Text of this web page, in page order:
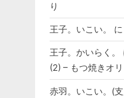
り
王子。いこい。 に
王子。かいらく。
(2) – もつ焼きオリ
赤羽。いこい。(